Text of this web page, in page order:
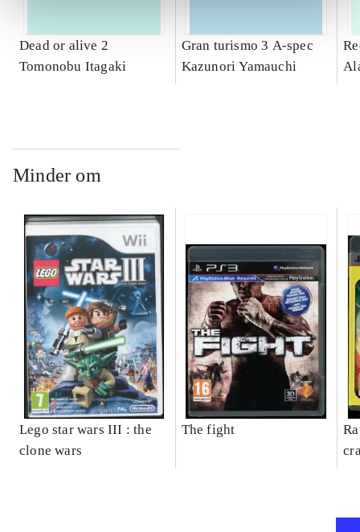
Dead or alive 2
Tomonobu Itagaki
Gran turismo 3 A-spec
Kazunori Yamauchi
Minder om
Lego star wars III : the
clone wars
The fight